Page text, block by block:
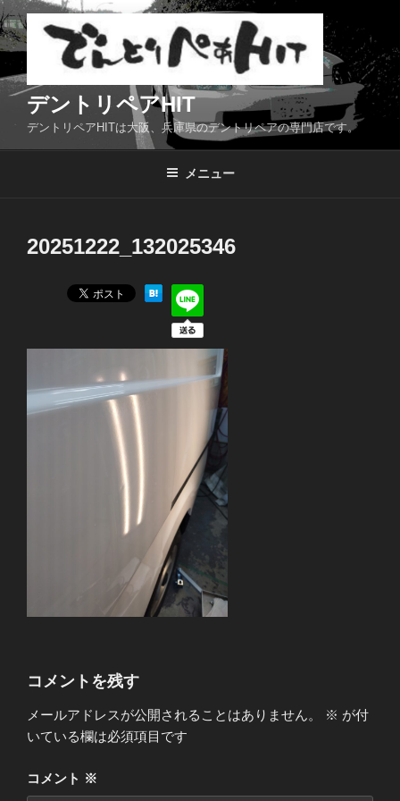
コ
ン
テ
ン
ツ
デントリペアHIT
デントリペアHITは大阪、兵庫県のデントリペアの専門店です。
メニュー
20251222_132025346
コメントを残す
メールアドレスが公開されることはありません。 ※ が付
いている欄は必須項目です
コメント ※